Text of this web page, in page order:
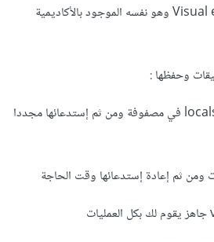
الذي تقصد به يسمى Visual editor وهو نفسه الموجود بالأكاديمية
وحفظها :
1) تخزينها في ال localstorage في مصفوفة ومن ثم إستدعائها مجددا